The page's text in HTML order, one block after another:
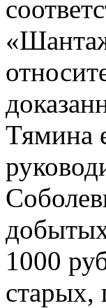
Тямина
1000
старых,